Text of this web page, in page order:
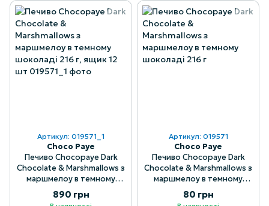
Артикул: 019571_1
Choco Paye
Печиво Chocopaye Dark
Chocolate & Marshmallows з
маршмелоу в темному
шоколаді 216 г, ящик 12 шт
890 грн
Артикул: 019571
Choco Paye
Печиво Chocopaye Dark
Chocolate & Marshmallows з
маршмелоу в темному
шоколаді 216 г
80 грн